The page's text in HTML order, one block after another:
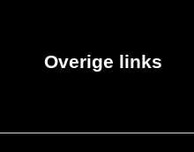
Overige links